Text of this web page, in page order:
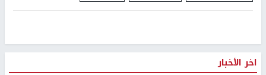
اخر الأخبار